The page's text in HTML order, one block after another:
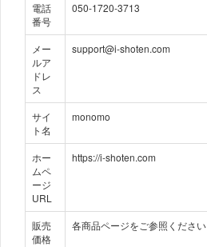
電話
番号
050-1720-3713
メー
ルア
ドレ
ス
support@i-shoten.com
サイ
ト名
monomo
ホー
ムペ
ージ
URL
https://i-shoten.com
販売
価格
各商品ページをご参照ください